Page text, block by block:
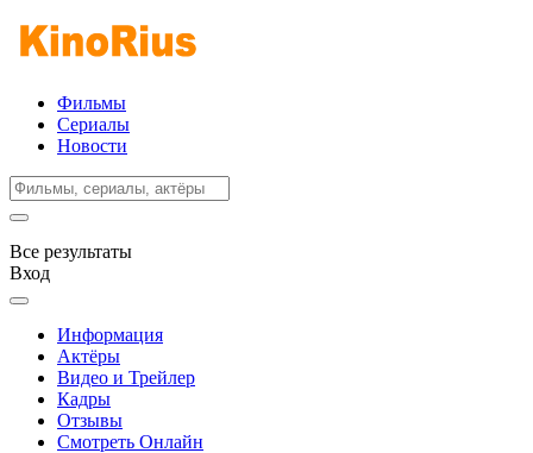
Фильмы
Сериалы
Новости
Все результаты
Вход
Информация
Актёры
Видео и Трейлер
Кадры
Отзывы
Смотреть Онлайн